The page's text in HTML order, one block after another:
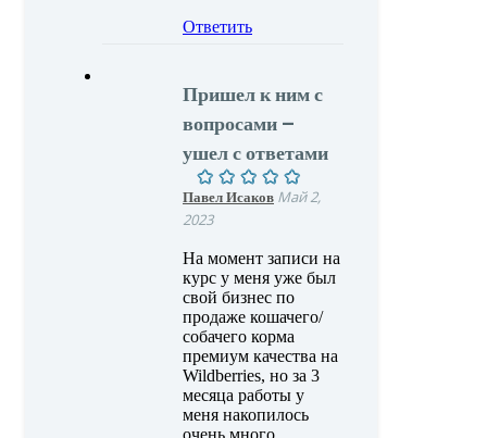
Ответить
Пришел к ним с
вопросами –
ушел с ответами
Павел Исаков Май 2,
2023
На момент записи на
курс у меня уже был
свой бизнес по
продаже кошачего/
собачего корма
премиум качества на
Wildberries, но за 3
месяца работы у
меня накопилось
очень много